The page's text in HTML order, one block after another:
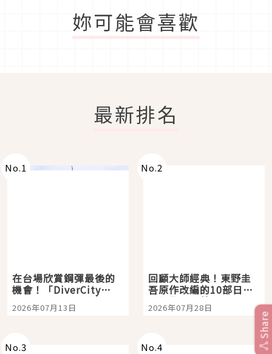
妳可能會喜歡
最新排名
No.1
在台場欣賞鋼彈最後的
機會！「DiverCity
Tokyo Plaza」搭船、
購物、美食及夜景，一
2026年07月13日
No.2
回顧大師經典！東野圭
吾原作改編的10部日本
影視作品推薦
2026年07月28日
No.3 No.4
Share